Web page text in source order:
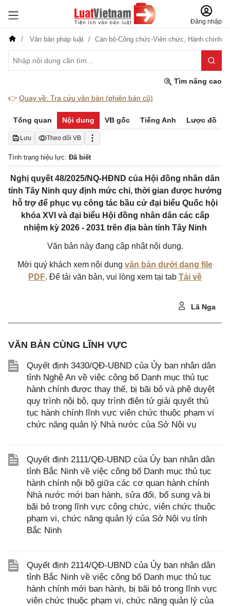
Đăng nhập
Văn bản pháp luật Cán bộ-Công chức-Viên chức, Hành chính
Tìm nâng cao
👉 Quay về: Tra cứu văn bản (phiên bản cũ)
Tổng quan Nội dung VB gốc Tiếng Anh Lược đồ
Lưu Theo dõi VB
Tình trạng hiệu lực: Đã biết
Nghị quyết 48/2025/NQ-HĐND của Hội đồng nhân dân
tỉnh Tây Ninh quy định mức chi, thời gian được hưởng
hỗ trợ để phục vụ công tác bầu cử đại biểu Quốc hội
khóa XVI và đại biểu Hội đồng nhân dân các cấp
nhiệm kỳ 2026 - 2031 trên địa bàn tỉnh Tây Ninh
Văn bản này đang cập nhật nội dung.
Mời quý khách xem nội dung văn bản dưới dạng file
PDF. Để tải văn bản, vui lòng xem tại tab Tải về
Lã Nga
VĂN BẢN CÙNG LĨNH VỰC
Quyết định 3430/QĐ-UBND của Ủy ban nhân dân
tỉnh Nghệ An về việc công bố Danh mục thủ tục
hành chính được thay thế, bị bãi bỏ và phê duyệt
quy trình nội bộ, quy trình điện tử giải quyết thủ
tục hành chính lĩnh vực viên chức thuộc phạm vi
chức năng quản lý Nhà nước của Sở Nội vụ
Quyết định 2111/QĐ-UBND của Ủy ban nhân dân
tỉnh Bắc Ninh về việc công bố Danh mục thủ tục
hành chính nội bộ giữa các cơ quan hành chính
Nhà nước mới ban hành, sửa đổi, bổ sung và bị
bãi bỏ trong lĩnh vực công chức, viên chức thuộc
phạm vi, chức năng quản lý của Sở Nội vụ tỉnh
Bắc Ninh
Quyết định 2114/QĐ-UBND của Ủy ban nhân dân
tỉnh Bắc Ninh về việc công bố Danh mục thủ tục
hành chính mới ban hành, bị bãi bỏ trong lĩnh vực
viên chức thuộc phạm vi, chức năng quản lý của